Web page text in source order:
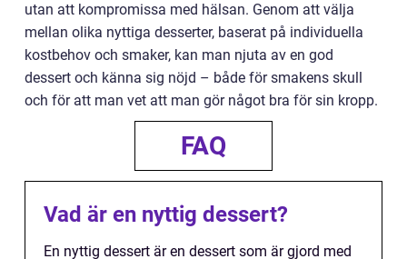
utan att kompromissa med hälsan. Genom att välja
mellan olika nyttiga desserter, baserat på individuella
kostbehov och smaker, kan man njuta av en god
dessert och känna sig nöjd – både för smakens skull
och för att man vet att man gör något bra för sin kropp.
FAQ
Vad är en nyttig dessert?
En nyttig dessert är en dessert som är gjord med